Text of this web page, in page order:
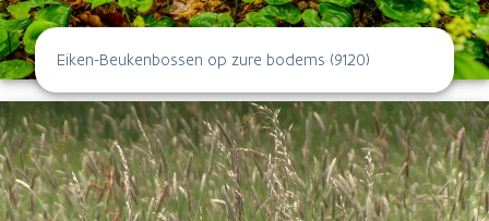
Eiken-Beukenbossen op zure bodems (9120)